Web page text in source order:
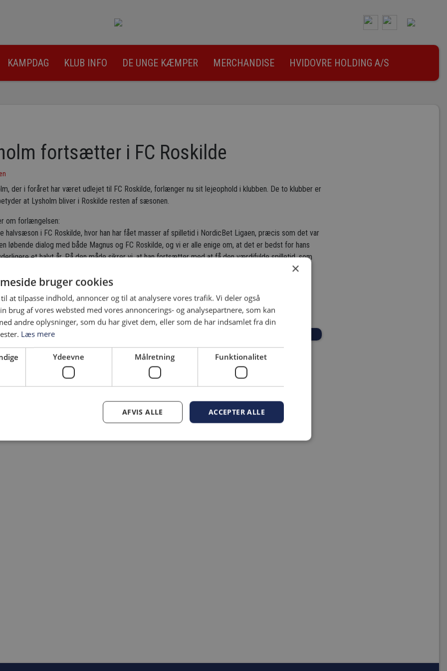
KAMPDAG KLUB INFO DE UNGE KÆMPER MERCHANDISE HVIDOVRE HOLDING A/S
fortsætter i FC Roskilde
der i foråret har været udlejet til FC Roskilde, forlænger nu sit lejeophold i klubben. De to klubber er
at Lysholm bliver i Roskilde resten af sæsonen.
om forlængelsen:
halvsæson i FC Roskilde, hvor han har fået masser af spilletid i NordicBet Ligaen, præcis som det var
løbende dialog med både Magnus og FC Roskilde, og vi er alle enige om, at det er bedst for hans
et halvt år. På den måde sikrer vi, at han fortsætter med at få den værdifulde spilletid, som
at han vender stærkt tilbage til sommer," afslutter Peter Lassen.
3-2
TRÆNINGSKAMP I DAG: HVIDOVRE TAGER IMOD HB
KØGE
3. juli 2026 - Karsten Madsen
Kampstart kl. 12.00
×
bruger cookies
at tilpasse indhold, annoncer og til at analysere vores trafik. Vi deler også
brug af vores websted med vores annoncerings- og analysepartnere, som kan
andre oplysninger, som du har givet dem, eller som de har indsamlet fra din
Læs mere
Ydeevne Målretning Funktionalitet
ACCEPTER ALLE
AFVIS ALLE